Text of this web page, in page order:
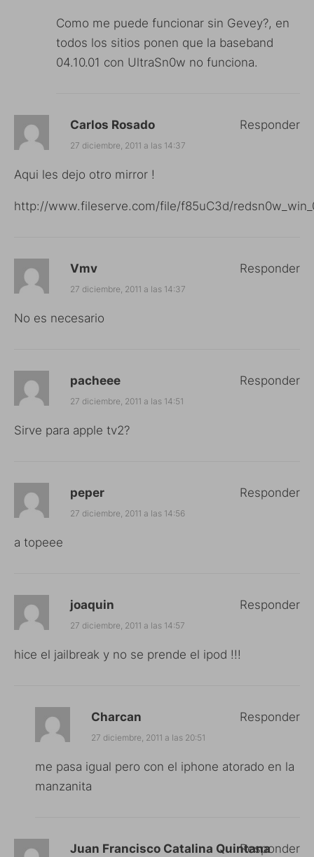
Como me puede funcionar sin Gevey?, en
todos los sitios ponen que la baseband
04.10.01 con UltraSn0w no funciona.
Carlos Rosado
27 diciembre, 2011 a las 14:37
Aqui les dejo otro mirror !
http://www.fileserve.com/file/f85uC3d/
Responder
Vmv
27 diciembre, 2011 a las 14:37
No es necesario
Responder
pacheee
27 diciembre, 2011 a las 14:51
Sirve para apple tv2?
Responder
peper
27 diciembre, 2011 a las 14:56
a topeee
Responder
joaquin
27 diciembre, 2011 a las 14:57
hice el jailbreak y no se prende el ipod !!!
Responder
Charcan
27 diciembre, 2011 a las 20:51
me pasa igual pero con el iphone atorado en la
manzanita
Responder
Juan Francisco Catalina QuintanaResponder